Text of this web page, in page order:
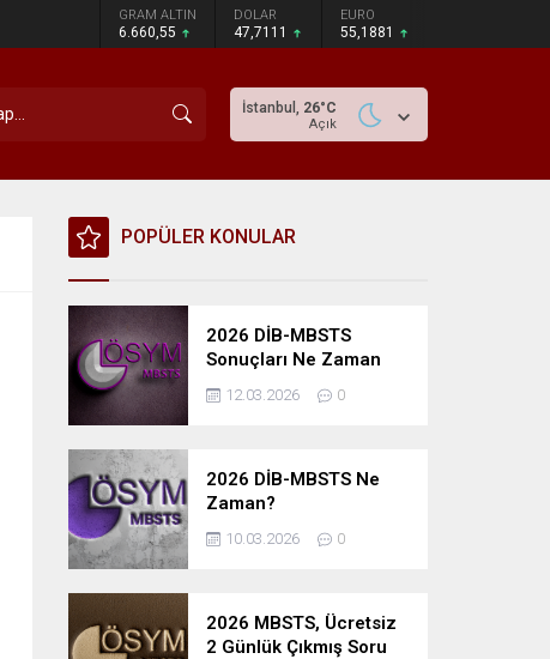
GRAM ALTIN
6.660,55
DOLAR
47,7111
EURO
55,1881
İstanbul, 26°C
Açık
POPÜLER KONULAR
2026 DİB-MBSTS
Sonuçları Ne Zaman
Açıklanacak?
12.03.2026 0
2026 DİB-MBSTS Ne
Zaman?
10.03.2026 0
2026 MBSTS, Ücretsiz
2 Günlük Çıkmış Soru